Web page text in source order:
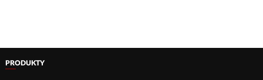
PRODUKTY